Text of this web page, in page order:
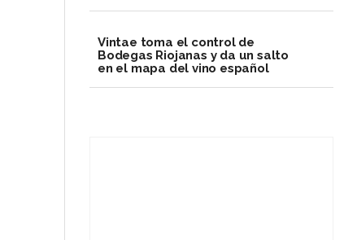
Vintae toma el control de
Bodegas Riojanas y da un salto
en el mapa del vino español